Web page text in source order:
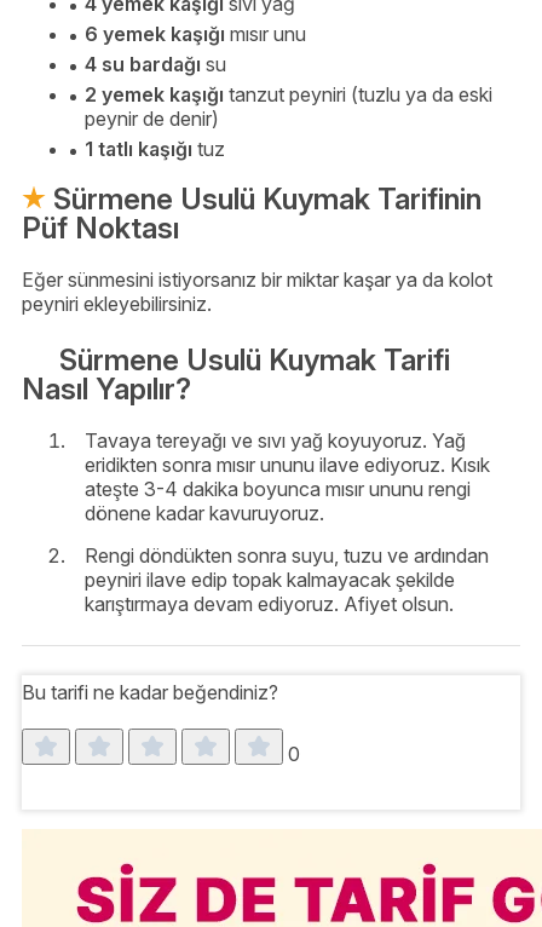
6 yemek kaşığı mısır unu
4 su bardağı su
2 yemek kaşığı tanzut peyniri (tuzlu ya da eski
peynir de denir)
1 tatlı kaşığı tuz
Sürmene Usulü Kuymak Tarifinin
Püf Noktası
Eğer sünmesini istiyorsanız bir miktar kaşar ya da kolot
peyniri ekleyebilirsiniz.
Sürmene Usulü Kuymak Tarifi
Nasıl Yapılır?
Tavaya tereyağı ve sıvı yağ koyuyoruz. Yağ
eridikten sonra mısır ununu ilave ediyoruz. Kısık
ateşte 3-4 dakika boyunca mısır ununu rengi
dönene kadar kavuruyoruz.
Rengi döndükten sonra suyu, tuzu ve ardından
peyniri ilave edip topak kalmayacak şekilde
karıştırmaya devam ediyoruz. Afiyet olsun.
Bu tarifi ne kadar beğendiniz?
0